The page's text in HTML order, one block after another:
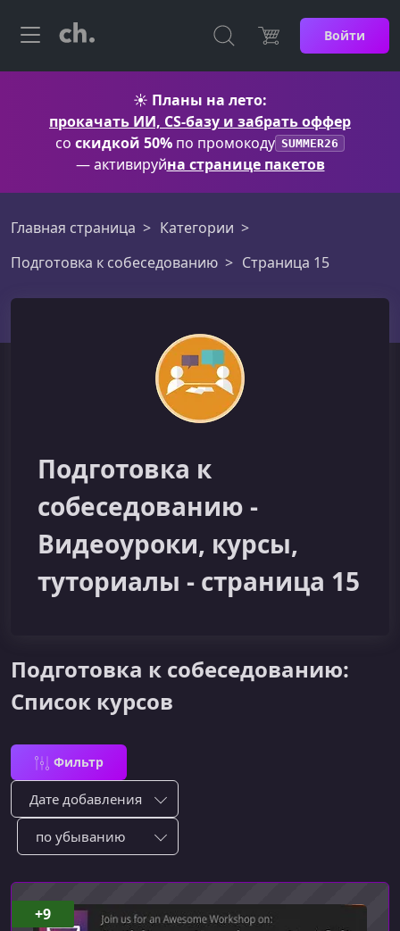
Войти
☀️ Планы на лето:
прокачать ИИ, CS-базу и забрать оффер
со скидкой 50% по промокоду SUMMER26
— активируйна странице пакетов
Главная страница
Категории
Подготовка к собеседованию
Страница 15
Подготовка к
собеседованию -
Видеоуроки, курсы,
туториалы - страница 15
Подготовка к собеседованию:
Список курсов
Фильтр
Сортировка по:
Сотировать по:
+9